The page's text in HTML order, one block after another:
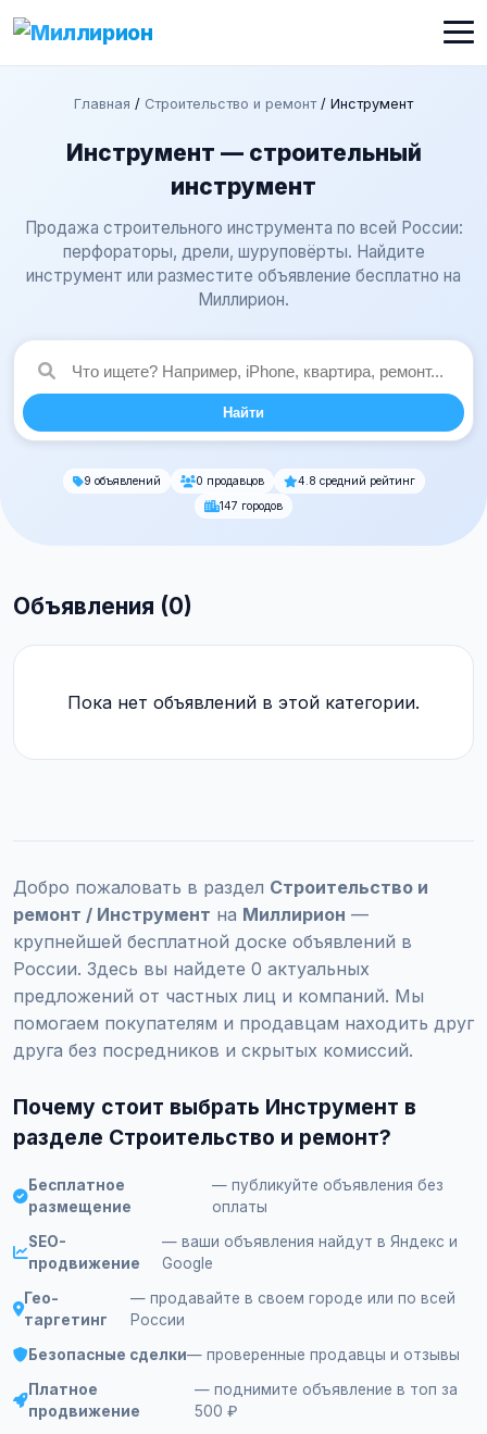
Главная / Строительство и ремонт/ Инструмент
Инструмент — строительный
инструмент
Продажа строительного инструмента по всей России:
перфораторы, дрели, шуруповёрты. Найдите
инструмент или разместите объявление бесплатно на
Миллирион.
Найти
9 объявлений 0 продавцов
4.8 средний рейтинг
147 городов
Объявления (0)
Пока нет объявлений в этой категории.
Добро пожаловать в раздел Строительство и
ремонт / Инструмент на Миллирион —
крупнейшей бесплатной доске объявлений в
России. Здесь вы найдете 0 актуальных
предложений от частных лиц и компаний. Мы
помогаем покупателям и продавцам находить друг
друга без посредников и скрытых комиссий.
Почему стоит выбрать Инструмент в
разделе Строительство и ремонт?
Бесплатное
размещение
— публикуйте объявления без
оплаты
SEO-
продвижение
— ваши объявления найдут в Яндекс и
Google
Гео-
таргетинг
— продавайте в своем городе или по всей
России
Безопасные сделки— проверенные продавцы и отзывы
Платное
продвижение
— поднимите объявление в топ за
500 ₽